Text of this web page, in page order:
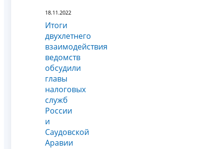
18.11.2022
Итоги
двухлетнего
взаимодействия
ведомств
обсудили
главы
налоговых
служб
России
и
Саудовской
Аравии